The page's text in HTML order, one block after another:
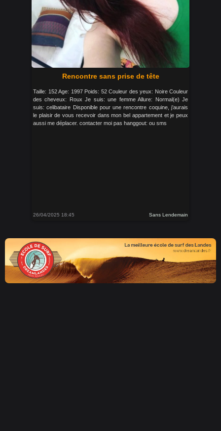
Rencontre sans prise de tête
Taille: 152 Age: 1997 Poids: 52 Couleur des yeux: Noire Couleur
des cheveux: Roux Je suis: une femme Allure: Normal(e) Je
suis: celibataire Disponible pour une rencontre coquine, j’aurais
le plaisir de vous recevoir dans mon bel appartement et je peux
aussi me déplacer. contacter moi pas hanggout: ou sms
26/04/2025 18:45 Sans Lendemain